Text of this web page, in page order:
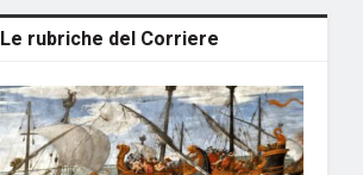
Le rubriche del Corriere